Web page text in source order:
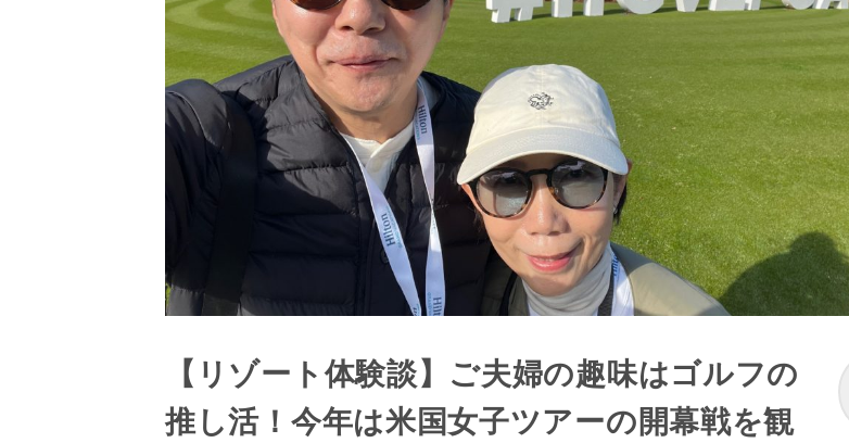
【リゾート体験談】ご夫婦の趣味はゴルフの
推し活！今年は米国女子ツアーの開幕戦を観